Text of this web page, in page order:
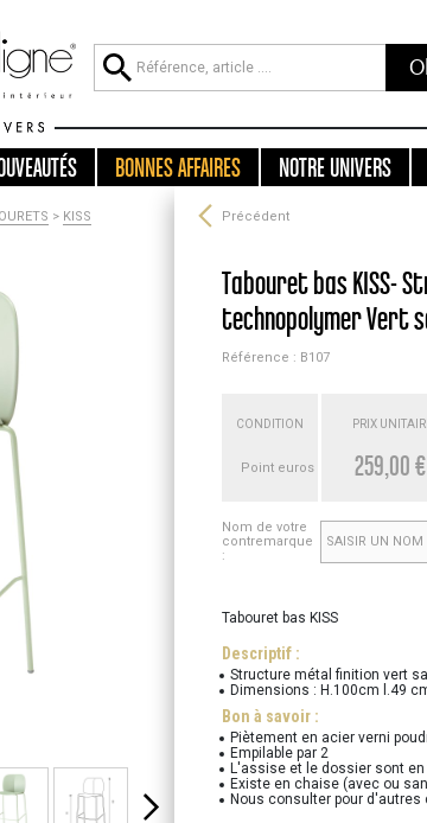
BONNES AFFAIRES NOTRE UNIVERS
> KISS Précédent
Tabouret bas KISS-
technopolymer Vert
Référence : B107
CONDITION
Point euros
PRIX
259,00 €
Nom de votre
contremarque
:
Tabouret bas KISS
Descriptif :
Structure métal finition vert
Dimensions : H.100cm l.49
Bon à savoir :
Piètement en acier verni
Empilable par 2
L'assise et le dossier sont
Existe en chaise (avec ou
Nous consulter pour d'autres